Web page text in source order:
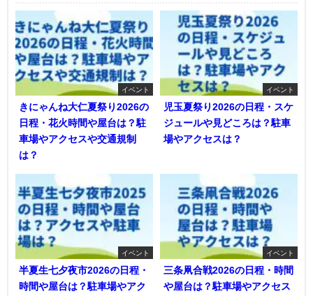
イベント
きにゃんね大仁夏祭り2026の
日程・花火時間や屋台は？駐
車場やアクセスや交通規制
は？
イベント
児玉夏祭り2026の日程・スケ
ジュールや見どころは？駐車
場やアクセスは？
イベント
半夏生七夕夜市2026の日程・
時間や屋台は？駐車場やアク
イベント
三条凧合戦2026の日程・時間
や屋台は？駐車場やアクセス